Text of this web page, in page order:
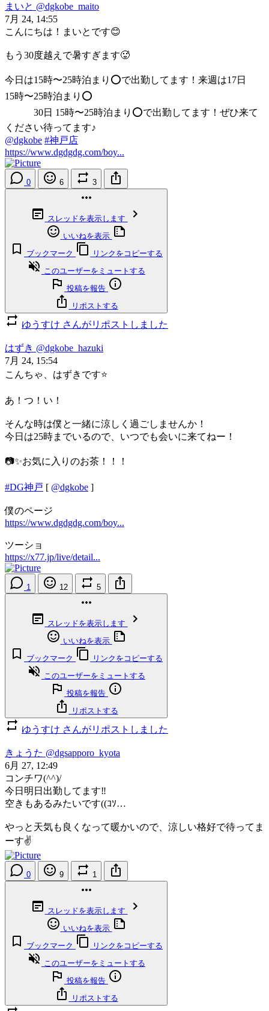
まいと @dgkobe_maito
7月 24, 14:55
こんにちは！まいとです😊
もう30度越えで暑すぎます🥵
今日は15時〜25時泊まり⭕️で出勤してます！来週は17日
15時〜25時泊まり⭕️
30日 15時〜25時泊まり⭕️で出勤してます！ぜひ来て
ください待ってます♪
@dgkobe #神戸店
https://www.dgdgdg.com/boy...
0 6 3
スレッドを表示します
いいねを表示
ブックマーク
リンクをコピーする
このユーザーをミュートする
投稿を報告
リポストする
ゆうすけ さんがリポストしました
はずき @dgkobe_hazuki
7月 24, 15:54
こんちゃ、はずきです⭐️
あ！つ！い！
そんな時は僕と一緒に涼しく過ごしませんか！
今日は25時までいるので、いつでも会いに来てねー！
📷✨お気に入りのお茶！！！
#DG神戸 [ @dgkobe ]
僕のページ
https://www.dgdgdg.com/boy...
ツーショ
https://x77.jp/live/detail...
1 12 5
スレッドを表示します
いいねを表示
ブックマーク
リンクをコピーする
このユーザーをミュートする
投稿を報告
リポストする
ゆうすけ さんがリポストしました
きょうた @dgsapporo_kyota
6月 27, 12:49
コンチワ(^^)/
今日明日出勤してます‼️
空きもあるみたいです((ｺｿ…
やっと天気も良くなって暖かいので、涼しい格好で待ってま
ーす✌️
0 9 1
スレッドを表示します
いいねを表示
ブックマーク
リンクをコピーする
このユーザーをミュートする
投稿を報告
リポストする